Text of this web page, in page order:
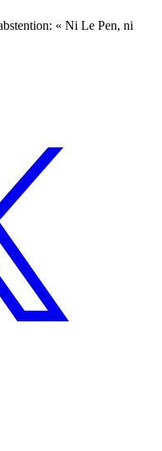
« Ni Le Pen, ni